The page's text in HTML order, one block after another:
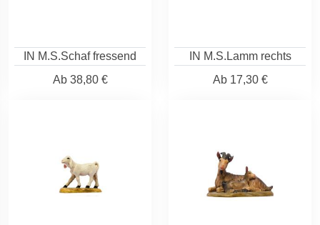
IN M.S.Schaf fressend
Ab38,80 €
IN M.S.Lamm rechts
Ab17,30 €